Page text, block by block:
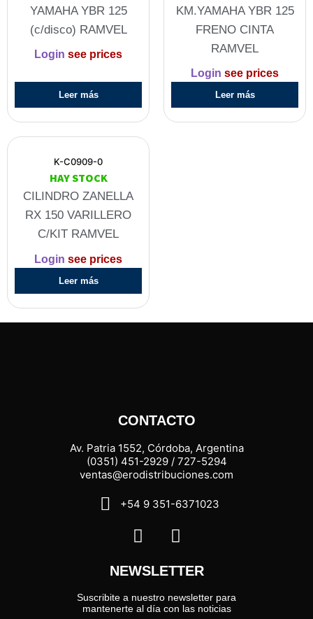
YAMAHA YBR 125
(c/disco) RAMVEL
Login see prices
Leer más
KM.YAMAHA YBR 125
FRENO CINTA
RAMVEL
Login see prices
Leer más
K-C0909-0
HAY STOCK
CILINDRO ZANELLA
RX 150 VARILLERO
C/KIT RAMVEL
Login see prices
Leer más
CONTACTO
Av. Patria 1552, Córdoba, Argentina
(0351) 451-2929 / 727-5294
ventas@erodistribuciones.com
+54 9 351-6371023
NEWSLETTER
Suscribite a nuestro newsletter para
mantenerte al día con las noticias